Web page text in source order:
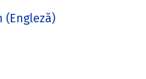
(Engleză)